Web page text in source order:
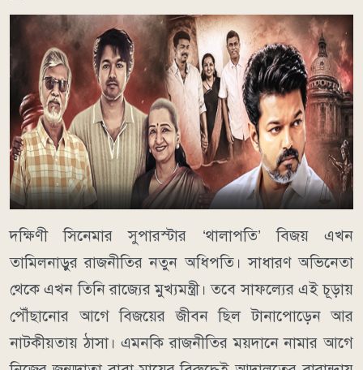
দক্ষিণী সিনেমার সুপারস্টার ‘থালাপতি’ বিজয় এখন
তামিলনাড়ুর রাজনীতির নতুন অধিপতি। সাধারণ অভিনেতা
থেকে এখন তিনি রাজ্যের মুখ্যমন্ত্রী। তবে সাফল্যের এই চূড়ায়
পৌঁছানোর আগে বিজয়ের জীবন ছিল টানাপোড়েন আর
নাটকীয়তায় ঠাসা। এমনকি রাজনীতির ময়দানে নামার আগে